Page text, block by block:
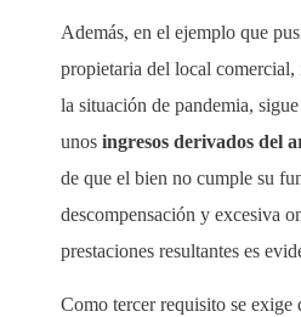
Además, en el ejemplo que
propietaria del local comercial,
la situación de pandemia,
unos ingresos derivados del
de que el bien no cumple su
descompensación y excesiva
prestaciones resultantes es
Como tercer requisito se exige